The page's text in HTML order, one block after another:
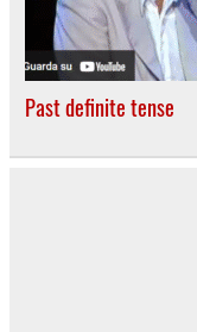
Past definite tense